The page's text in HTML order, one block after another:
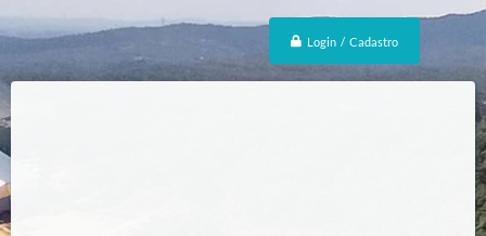
Login / Cadastro